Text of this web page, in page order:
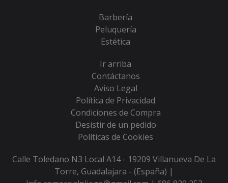
Barbería
Peluquería
Estética
Ir arriba
Contáctanos
Aviso Legal
Política de Privacidad
Condiciones de Compra
Desistir de un pedido
Políticas de Cookies
Calle Toledano N3 Local A14 - 19209 Villanueva De La
Torre, Guadalajara - (España) |